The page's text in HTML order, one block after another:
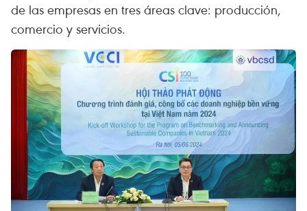
de las empresas en tres áreas clave: producción,
comercio y servicios.